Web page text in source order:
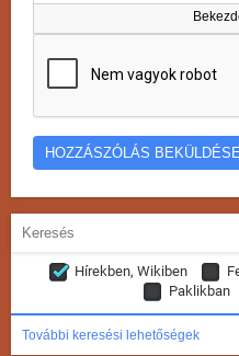
Hírekben, Wikiben
Paklikban
További keresési lehetőségek